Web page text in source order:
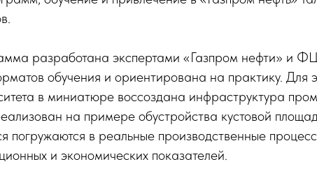
разработана экспертами «Газпром нефти» и
обучения и ориентирована на практику. Для
в миниатюре воссоздана инфраструктура
на примере обустройства кустовой
погружаются в реальные производственные
и экономических показателей.